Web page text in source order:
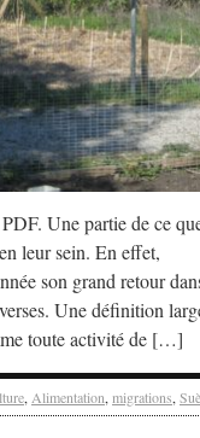
Une partie de ce
leur sein. En effet,
son grand retour
Une définition
toute activité de […]
, Alimentation, migrations,